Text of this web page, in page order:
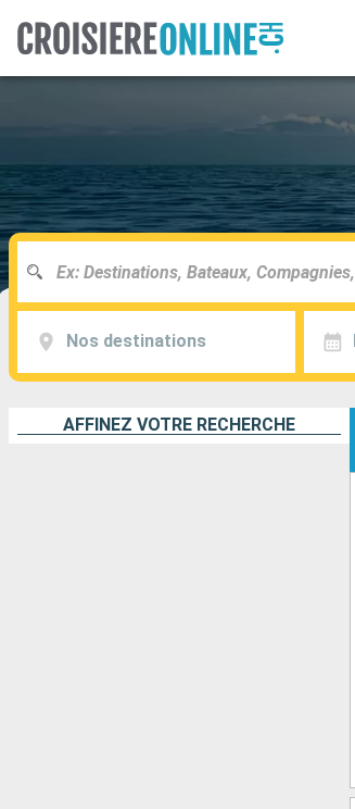
Nos destinations
AFFINEZ VOTRE RECHERCHE